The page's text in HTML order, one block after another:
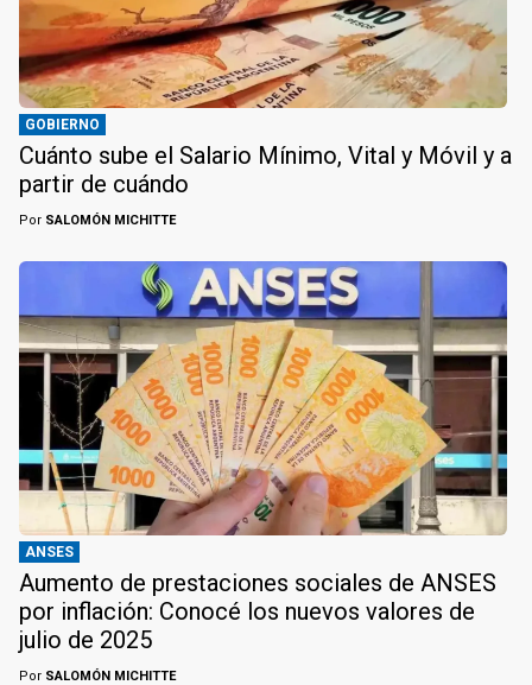
GOBIERNO
Cuánto sube el Salario Mínimo, Vital y Móvil y a
partir de cuándo
Por SALOMÓN MICHITTE
ANSES
Aumento de prestaciones sociales de ANSES
por inflación: Conocé los nuevos valores de
julio de 2025
Por SALOMÓN MICHITTE